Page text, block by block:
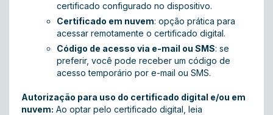
certificado configurado no dispositivo.
Certificado em nuvem: opção prática para
acessar remotamente o certificado digital.
Código de acesso via e-mail ou SMS: se
preferir, você pode receber um código de
acesso temporário por e-mail ou SMS.
Autorização para uso do certificado digital e/ou em
nuvem: Ao optar pelo certificado digital, leia